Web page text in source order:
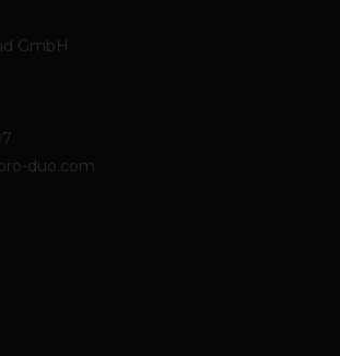
GmbH
duo.com